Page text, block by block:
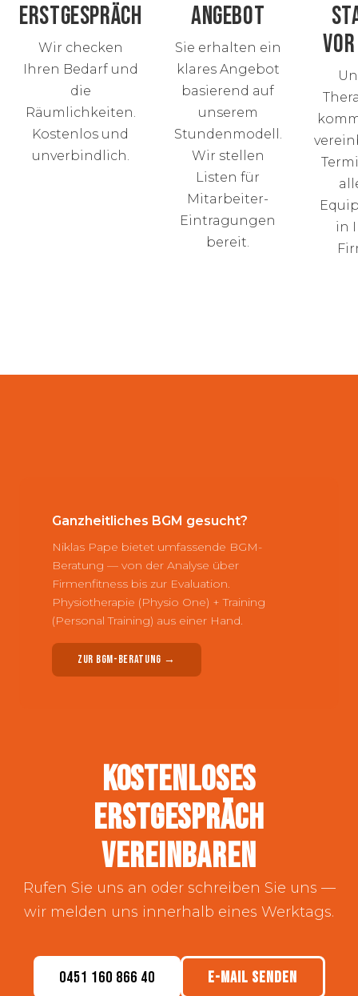
ERSTGESPRÄCH
Wir checken
Ihren Bedarf und
die
Räumlichkeiten.
Kostenlos und
unverbindlich.
ANGEBOT
Sie erhalten ein
klares Angebot
basierend auf
unserem
Stundenmodell.
Wir stellen
Listen für
Mitarbeiter-
Eintragungen
bereit.
in
Ganzheitliches BGM gesucht?
Niklas Pape bietet umfassende BGM-
Beratung — von der Analyse über
Firmenfitness bis zur Evaluation.
Physiotherapie (Physio One) + Training
(Personal Training) aus einer Hand.
ZUR BGM-BERATUNG →
KOSTENLOSES
ERSTGESPRÄCH
VEREINBAREN
Rufen Sie uns an oder schreiben Sie uns —
wir melden uns innerhalb eines Werktags.
0451 160 866 40 E-MAIL SENDEN